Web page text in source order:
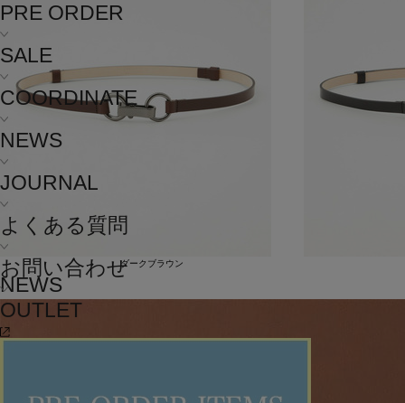
PRE ORDER
SALE
COORDINATE
NEWS
JOURNAL
よくある質問
お問い合わせ
OUTLET
ダークブラウン
NEWS